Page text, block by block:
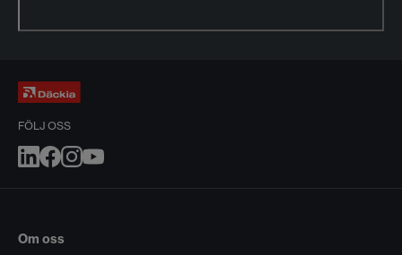
FÖLJ OSS
Om oss